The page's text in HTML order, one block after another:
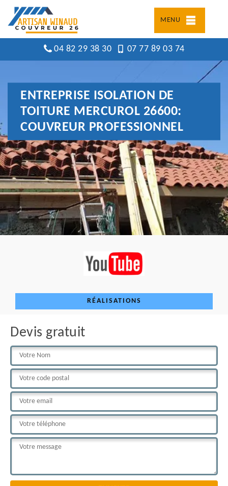
MENU
04 82 29 38 30 07 77 89 03 74
ENTREPRISE ISOLATION DE
TOITURE MERCUROL 26600:
COUVREUR PROFESSIONNEL
RÉALISATIONS
Devis gratuit